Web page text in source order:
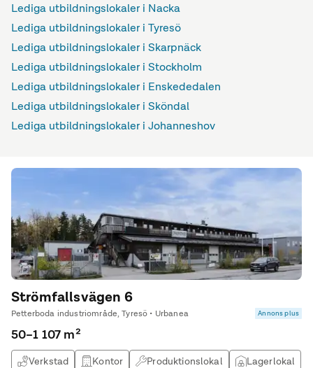
Lediga utbildningslokaler i Nacka
Lediga utbildningslokaler i Tyresö
Lediga utbildningslokaler i Skarpnäck
Lediga utbildningslokaler i Stockholm
Lediga utbildningslokaler i Enskededalen
Lediga utbildningslokaler i Sköndal
Lediga utbildningslokaler i Johanneshov
Strömfallsvägen 6
Petterboda industriområde, Tyresö • Urbanea Annons plus
50–1 107 m²
Verkstad Kontor Produktionslokal Lagerlokal